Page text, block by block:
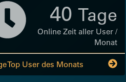
40 Tage
Online Zeit aller User /
Monat
Top User des Monats